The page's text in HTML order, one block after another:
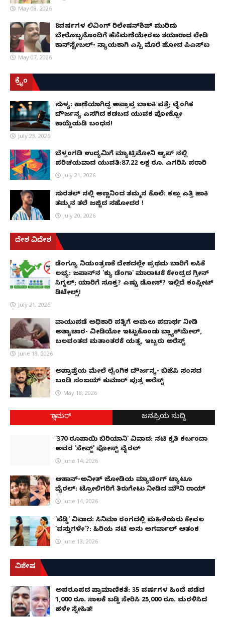
May 08, 2026
8ವರ್ಷಗಳ ಲಿವಿಂಗ್‌ ರಿಲೇಷನ್‌ಶಿಪ್ ಮುರಿದು
ಬೇರೊಬ್ಬನೊಂದಿಗೆ ಹೆಸೆಮಣೆಯೇರಲು ತಯಾರಾದ ಲೇಡಿ
ಕಾನ್‌ಸ್ಟೇಬಲ್- ನ್ಯಾಯಕ್ಕಾಗಿ ಎಸ್ಪಿ ಮೊರೆ ಹೋದ ಪಿಎಸ್ಐ
May 07, 2026
ಕ್ರೈಂ
ಸುಳ್ಯ: ಕಾಣೆಯಾಗಿದ್ದ ಅಪ್ರಾಪ್ತ ಬಾಲಕಿ ಪತ್ತೆ; ಲೈಂಗಿಕ
ದೌರ್ಜನ್ಯ ಎಸಗಿದ ಕಡಬದ ಯುವಕ ಪೋಕ್ಸೋ
ಕಾಯ್ದೆಯಡಿ ಬಂಧನ!
July 23, 2026
ಬೆಳ್ತಂಗಡಿ ಉದ್ಯಮಿಗೆ ಮ್ಯಾಟ್ರಿಮೋನಿ ಆ್ಯಪ್ ನಲ್ಲಿ
ಪರಿಚಯವಾದ ಯುವತಿ:87.22 ಲಕ್ಷ ರೂ. ಎಗರಿಸಿ ಪರಾರಿ
July 21, 2026
ಸುರತ್ಕಲ್ ನಲ್ಲಿ ಅಣ್ಣನಿಂದ ತಮ್ಮನ ಕೊಲೆ: ಕಲ್ಲು ಎತ್ತಿ ಹಾಕಿ
ತಮ್ಮನ ತಲೆ ಜಜ್ಜಿದ ಸಹೋದರ !
July 20, 2026
ದೇಶ ವಿದೇಶ
ಡೆಂಗ್ಯೂ ನಿಯಂತ್ರಣಕ್ಕೆ ದೇಶದಲ್ಲೇ ಪ್ರಥಮ ಬಾರಿಗೆ ಲಸಿಕೆ
ಲಭ್ಯ: ಜಪಾನ್‌ನ 'ಕ್ಯು ಡೆಂಗಾ' ಮಾರಾಟಕ್ಕೆ ಕೇಂದ್ರದ ಗ್ರೀನ್
ಸಿಗ್ನಲ್; ಯಾರಿಗೆ ಸೂಕ್ತ? ಎಷ್ಟು ಡೋಸ್? ಇಲ್ಲಿದೆ ಕಂಪ್ಲೀಟ್
ಡಿಟೇಲ್ಸ್!
July 21, 2026
ವಾಯುಪಡೆ ಅಧಿಕಾರಿ ಪತ್ನಿಗೆ ಅಮಲು ಪದಾರ್ಥ ನೀಡಿ
ಅತ್ಯಾಚಾರ- ವೀಡಿಯೋ ಇಟ್ಟುಕೊಂಡು ಬ್ಲ್ಯಾಕ್‌ಮೇಲ್,
ಬಲವಂತದ ಮತಾಂತರಕ್ಕೆ ಯತ್ನ, ಇಬ್ಬರು ಅರೆಸ್ಟ್
June 18, 2026
ಅಪ್ರಾಪ್ತೆಯ ಮೇಲೆ ಲೈಂಗಿಕ ದೌರ್ಜನ್ಯ- ಬಿಜೆಪಿ ಸಂಸದ
ಬಂಡಿ ಸಂಜಯ್ ಕುಮಾರ್ ಪುತ್ರ ಅರೆಸ್ಟ್
May 18, 2026
ಗ್ಲಾಮರ್ ಜನಪ್ರಿಯ ಸುದ್ದಿ
'370 ರೂಪಾಯಿ ಬಿರಿಯಾನಿ' ವಿವಾದ: ನಟಿ ಕೃತಿ ಕರ್ಬಂದಾ
ಅವರ 'ಸೇವ್ಜ್' ಪೋಸ್ಟ್ ವೈರಲ್
June 14, 2026
ಆಹಾನ್-ಅನೀತ್ ಜೋಡಿಯ ಮ್ಯಾಚಿಂಗ್ ಟ್ಯಾಟೂ
ವೈರಲ್: ಟ್ರೋಲಿಗರಿಗೆ ತಿರುಗೇಟು ನೀಡಿದ ಮೌನಿ ರಾಯ್
June 14, 2026
'ಪೆಡ್ಡಿ' ವಿವಾದ: ಸಿನಿಮಾ ರಂಗದಲ್ಲಿ ಮಹಿಳೆಯರು ಕೇವಲ
'ವಸ್ತುಗಳೇ'?: ಹಿರಿಯ ನಟಿ ಅನು ಅಗರ್ವಾಲ್ ಆತಂಕ
June 13, 2026
ವಿಶೇಷ
ಅಪರೂಪದ ಪ್ರಾಮಾಣಿಕತೆ: 35 ವರ್ಷಗಳ ಹಿಂದೆ ಪಡೆದ
1,000 ರೂ. ಸಾಲಕ್ಕೆ ಬಡ್ಡಿ ಸೇರಿಸಿ 25,000 ರೂ. ಮರಳಿಸಿದ
ಹಳೇ ಸ್ನೇಹಿತ!